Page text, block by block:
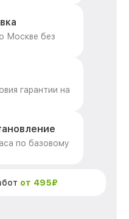
Москве без
гарантии на
по базовому
от 495₽